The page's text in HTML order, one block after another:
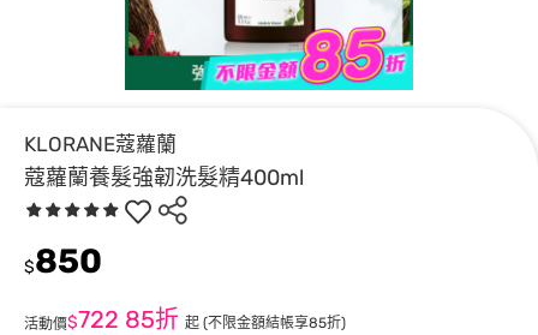
KLORANE蔻蘿蘭
蔻蘿蘭養髮強韌洗髮精400ml
$850
活動價$722 85折 起 (不限金額結帳享85折)